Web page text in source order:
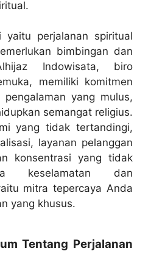
yaitu perjalanan spiritual
bimbingan dan
Indowisata, biro
memiliki komitmen
yang mulus,
semangat religius.
yang tidak tertandingi,
layanan pelanggan
konsentrasi yang tidak
keselamatan dan
mitra tepercaya Anda
yang khusus.
Tentang Perjalanan